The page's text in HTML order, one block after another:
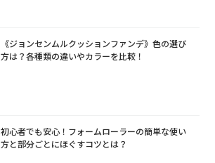
《ジョンセンムルクッションファンデ》色の選び
方は？各種類の違いやカラーを比較！
初心者でも安心！フォームローラーの簡単な使い
方と部分ごとにほぐすコツとは？